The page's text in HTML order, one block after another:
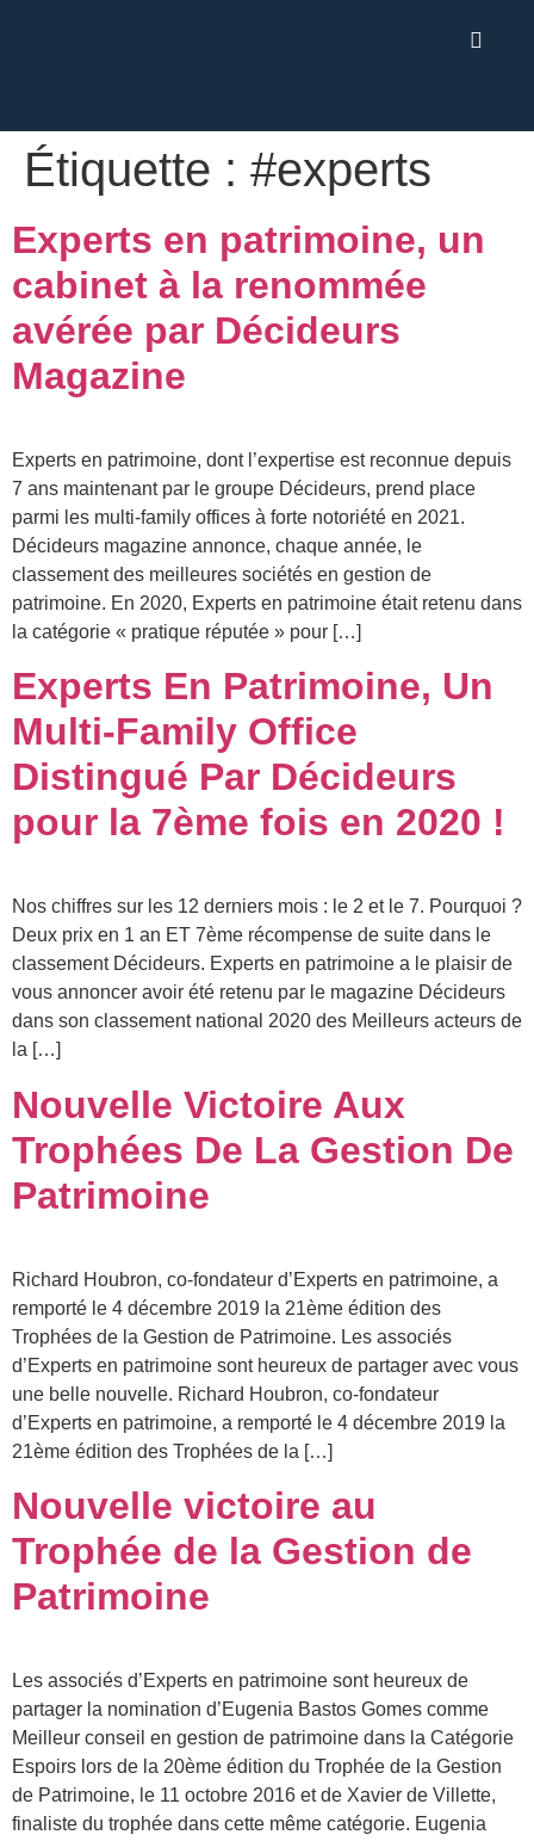
Étiquette : #experts
Experts en patrimoine, un
cabinet à la renommée
avérée par Décideurs
Magazine
Experts en patrimoine, dont l’expertise est reconnue depuis
7 ans maintenant par le groupe Décideurs, prend place
parmi les multi-family offices à forte notoriété en 2021.
Décideurs magazine annonce, chaque année, le
classement des meilleures sociétés en gestion de
patrimoine. En 2020, Experts en patrimoine était retenu dans
la catégorie « pratique réputée » pour […]
Experts En Patrimoine, Un
Multi-Family Office
Distingué Par Décideurs
pour la 7ème fois en 2020 !
Nos chiffres sur les 12 derniers mois : le 2 et le 7. Pourquoi ?
Deux prix en 1 an ET 7ème récompense de suite dans le
classement Décideurs. Experts en patrimoine a le plaisir de
vous annoncer avoir été retenu par le magazine Décideurs
dans son classement national 2020 des Meilleurs acteurs de
la […]
Nouvelle Victoire Aux
Trophées De La Gestion De
Patrimoine
Richard Houbron, co-fondateur d’Experts en patrimoine, a
remporté le 4 décembre 2019 la 21ème édition des
Trophées de la Gestion de Patrimoine. Les associés
d’Experts en patrimoine sont heureux de partager avec vous
une belle nouvelle. Richard Houbron, co-fondateur
d’Experts en patrimoine, a remporté le 4 décembre 2019 la
21ème édition des Trophées de la […]
Nouvelle victoire au
Trophée de la Gestion de
Patrimoine
Les associés d’Experts en patrimoine sont heureux de
partager la nomination d’Eugenia Bastos Gomes comme
Meilleur conseil en gestion de patrimoine dans la Catégorie
Espoirs lors de la 20ème édition du Trophée de la Gestion
de Patrimoine, le 11 octobre 2016 et de Xavier de Villette,
finaliste du trophée dans cette même catégorie. Eugenia